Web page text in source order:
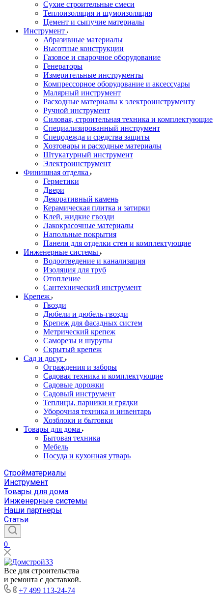
Сухие строительные смеси
Теплоизоляция и шумоизоляция
Цемент и сыпучие материалы
Инструмент
Абразивные материалы
Высотные конструкции
Газовое и сварочное оборудование
Генераторы
Измерительные инструменты
Компрессорное оборудование и аксессуары
Малярный инструмент
Расходные материалы к электроинструменту
Ручной инструмент
Силовая, строительная техника и комплектующие
Специализированный инструмент
Спецодежда и средства защиты
Хозтовары и расходные материалы
Штукатурный инструмент
Электроинструмент
Финишная отделка
Герметики
Двери
Декоративный камень
Керамическая плитка и затирки
Клей, жидкие гвозди
Лакокрасочные материалы
Напольные покрытия
Панели для отделки стен и комплектующие
Инженерные системы
Водоотведение и канализация
Изоляция для труб
Отопление
Сантехнический инструмент
Крепеж
Гвозди
Дюбели и дюбель-гвозди
Крепеж для фасадных систем
Метрический крепеж
Саморезы и шурупы
Скрытый крепеж
Сад и досуг
Ограждения и заборы
Садовая техника и комплектующие
Садовые дорожки
Садовый инструмент
Теплицы, парники и грядки
Уборочная техника и инвентарь
Хозблоки и бытовки
Товары для дома
Бытовая техника
Мебель
Посуда и кухонная утварь
Стройматериалы
Инструмент
Товары для дома
Инженерные системы
Наши партнеры
Статьи
0
Все для строительства
и ремонта с доставкой.
+7 499 113-24-74